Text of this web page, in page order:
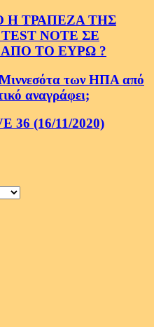
Η ΤΡΑΠΕΖΑ ΤΗΣ
NOTE ΣΕ
ΤΟ ΕΥΡΩ ?
των ΗΠΑ από
αναγράφει;
(16/11/2020)